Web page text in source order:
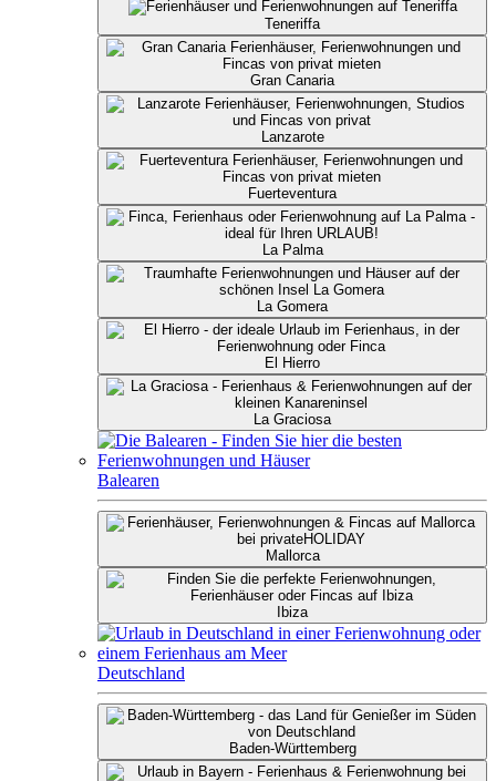
Teneriffa
Gran Canaria
Lanzarote
Fuerteventura
La Palma
La Gomera
El Hierro
La Graciosa
Balearen
Mallorca
Ibiza
Deutschland
Baden-Württemberg